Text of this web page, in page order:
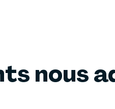
nous